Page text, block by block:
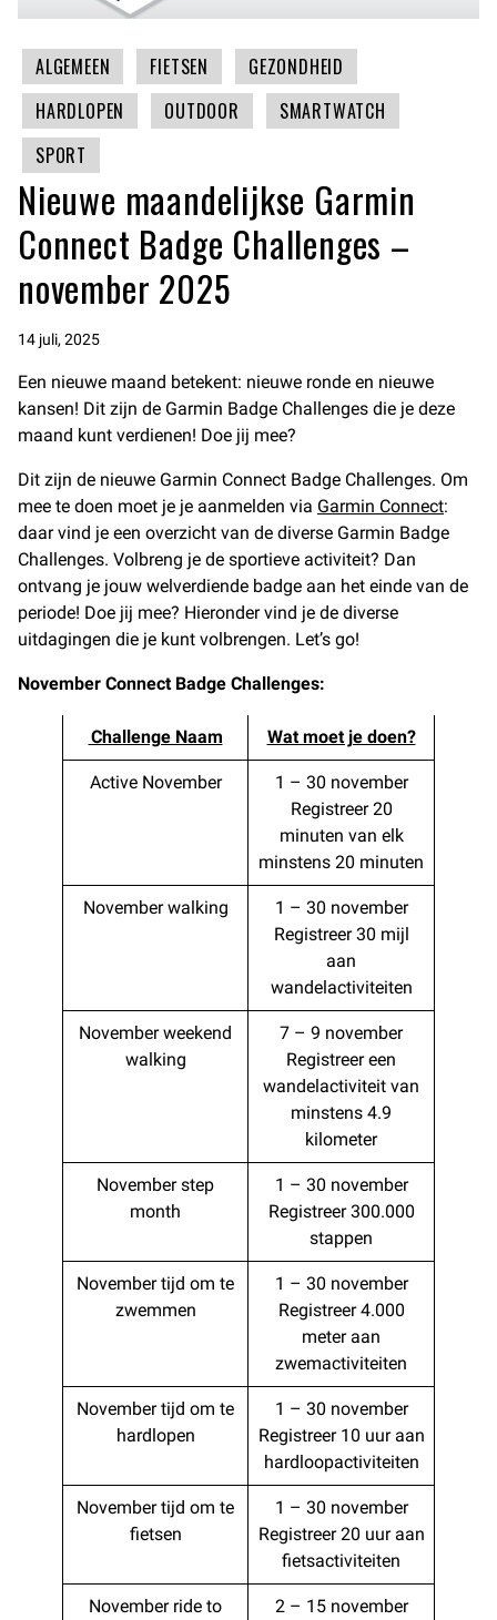
ALGEMEEN FIETSEN
GEZONDHEID
HARDLOPEN
OUTDOOR
SMARTWATCH
SPORT
Nieuwe maandelijkse Garmin
Connect Badge Challenges –
november 2025
14 juli, 2025
Een nieuwe maand betekent: nieuwe ronde en nieuwe
kansen! Dit zijn de Garmin Badge Challenges die je deze
maand kunt verdienen! Doe jij mee?
Dit zijn de nieuwe Garmin Connect Badge Challenges. Om
mee te doen moet je je aanmelden via Garmin Connect:
daar vind je een overzicht van de diverse Garmin Badge
Challenges. Volbreng je de sportieve activiteit? Dan
ontvang je jouw welverdiende badge aan het einde van de
periode! Doe jij mee? Hieronder vind je de diverse
uitdagingen die je kunt volbrengen. Let’s go!
November Connect Badge Challenges:
Challenge Naam Wat moet je doen?
Active November
1 – 30 november
Registreer 20
minuten van elk
minstens 20 minuten
November walking
1 – 30 november
Registreer 30 mijl
aan
wandelactiviteiten
November weekend
walking
7 – 9 november
Registreer een
wandelactiviteit van
minstens 4.9
kilometer
November step
month
1 – 30 november
Registreer 300.000
stappen
November tijd om te
zwemmen
1 – 30 november
Registreer 4.000
meter aan
zwemactiviteiten
November tijd om te
hardlopen
1 – 30 november
Registreer 10 uur aan
hardloopactiviteiten
November tijd om te
fietsen
1 – 30 november
Registreer 20 uur aan
fietsactiviteiten
November ride to
2 – 15 november